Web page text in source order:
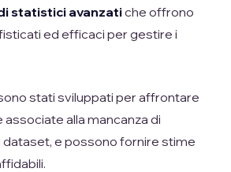
statistici avanzatiche offrono
ed efficaci per gestire i
stati sviluppati per affrontare
alla mancanza di
dataset, e possono fornire stime